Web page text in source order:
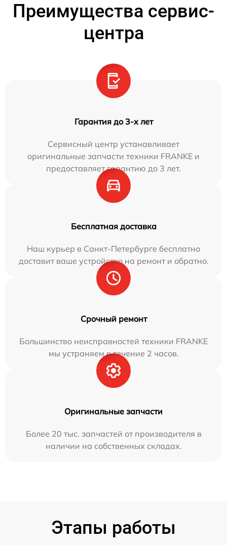
Преимущества сервис-
центра
Гарантия до 3-х лет
Сервисный центр устанавливает
оригинальные запчасти техники FRANKE и
предоставляет гарантию до 3 лет.
Бесплатная доставка
Наш курьер в Санкт-Петербурге бесплатно
доставит ваше устройство на ремонт и обратно.
Срочный ремонт
Большинство неисправностей техники FRANKE
мы устраняем в течение 2 часов.
Оригинальные запчасти
Более 20 тыс. запчастей от производителя в
наличии на собственных складах.
Этапы работы